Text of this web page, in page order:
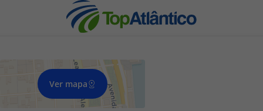
Ver mapa